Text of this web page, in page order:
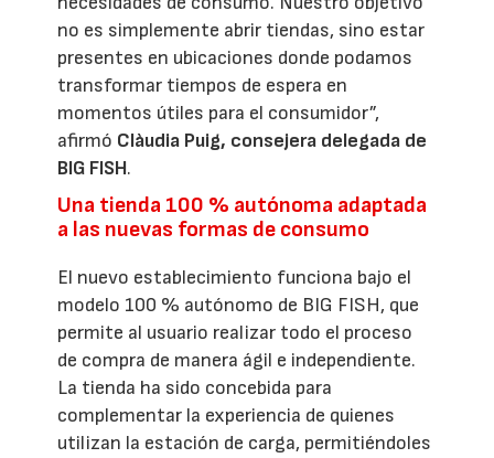
no es simplemente abrir tiendas, sino estar
presentes en ubicaciones donde podamos
transformar tiempos de espera en
momentos útiles para el consumidor”,
afirmó Clàudia Puig, consejera delegada de
BIG FISH.
Una tienda 100 % autónoma adaptada
a las nuevas formas de consumo
El nuevo establecimiento funciona bajo el
modelo 100 % autónomo de BIG FISH, que
permite al usuario realizar todo el proceso
de compra de manera ágil e independiente.
La tienda ha sido concebida para
complementar la experiencia de quienes
utilizan la estación de carga, permitiéndoles